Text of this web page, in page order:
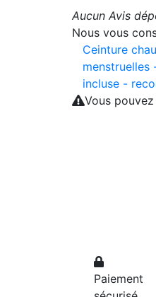
Aucun Avis
Nous vous
Ceinture
menstruelles
incluse -
Vous
Paiement